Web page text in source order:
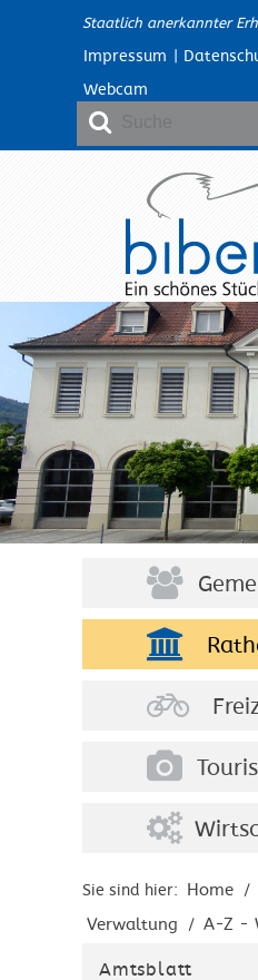
Staatlich anerkannter
Impressum |
Webcam
Sie sind hier: Home /
Verwaltung / A-Z -
Amtsblatt